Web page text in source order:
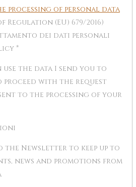
processing of personal data
(EU) 679/2016)
dei dati personali
*
use the data I send you to
proceed with the request
to the processing of your
the Newsletter to keep up to
news and promotions from